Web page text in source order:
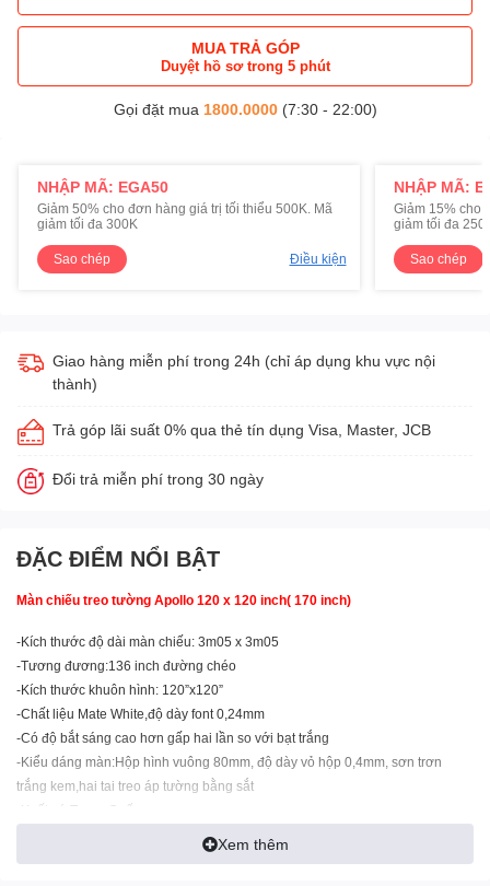
MUA TRẢ GÓP
Duyệt hồ sơ trong 5 phút
Gọi đặt mua 1800.0000(7:30 - 22:00)
NHẬP MÃ: EGA50
Giảm 50% cho đơn hàng giá trị tối thiểu 500K. Mã
giảm tối đa 300K
Sao chép Điều kiện
NHẬP MÃ:
Giảm 15% cho
giảm tối đa
Sao chép
Giao hàng miễn phí trong 24h (chỉ áp dụng khu vực nội
thành)
Trả góp lãi suất 0% qua thẻ tín dụng Visa, Master, JCB
Đổi trả miễn phí trong 30 ngày
ĐẶC ĐIỂM NỔI BẬT
Màn chiếu treo tường Apollo 120 x 120 inch( 170 inch)
-Kích thước độ dài màn chiếu: 3m05 x 3m05
-Tương đương:136 inch đường chéo
-Kích thước khuôn hình: 120”x120”
-Chất liệu Mate White,độ dày font 0,24mm
-Có độ bắt sáng cao hơn gấp hai lần so với bạt trắng
-Kiểu dáng màn:Hộp hình vuông 80mm, độ dày vỏ hộp 0,4mm, sơn trơn
trắng kem,hai tai treo áp tường bằng sắt
-Xuất xứ:Trung Quốc
Xem thêm